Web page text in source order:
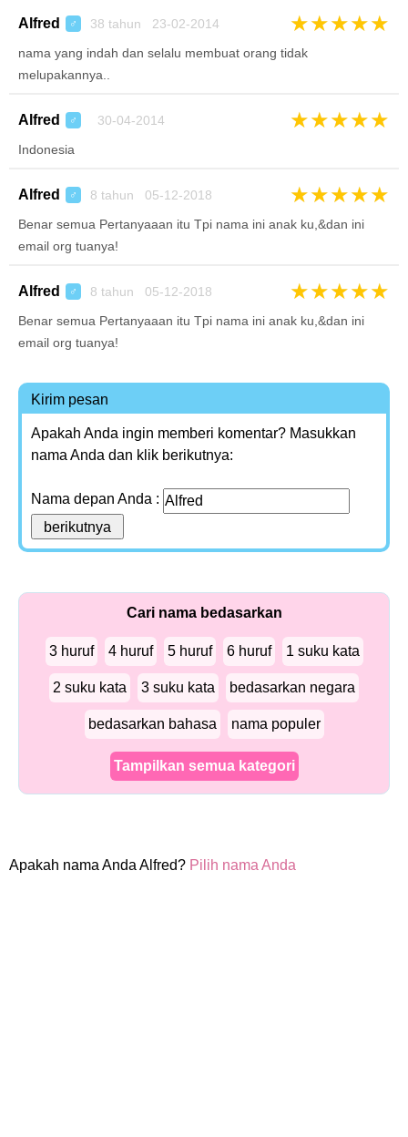
Alfred ♂ 38 tahun 23-02-2014 ★★★★★
nama yang indah dan selalu membuat orang tidak
melupakannya..
Alfred ♂ 30-04-2014 ★★★★★
Indonesia
Alfred ♂ 8 tahun 05-12-2018 ★★★★★
Benar semua Pertanyaaan itu Tpi nama ini anak ku,&dan ini
email org tuanya!
Alfred ♂ 8 tahun 05-12-2018 ★★★★★
Benar semua Pertanyaaan itu Tpi nama ini anak ku,&dan ini
email org tuanya!
Kirim pesan
Apakah Anda ingin memberi komentar? Masukkan
nama Anda dan klik berikutnya:
Nama depan Anda :
Cari nama bedasarkan
3 huruf 4 huruf 5 huruf 6 huruf 1 suku kata
2 suku kata 3 suku kata bedasarkan negara
bedasarkan bahasa nama populer
Tampilkan semua kategori
Apakah nama Anda Alfred? Pilih nama Anda